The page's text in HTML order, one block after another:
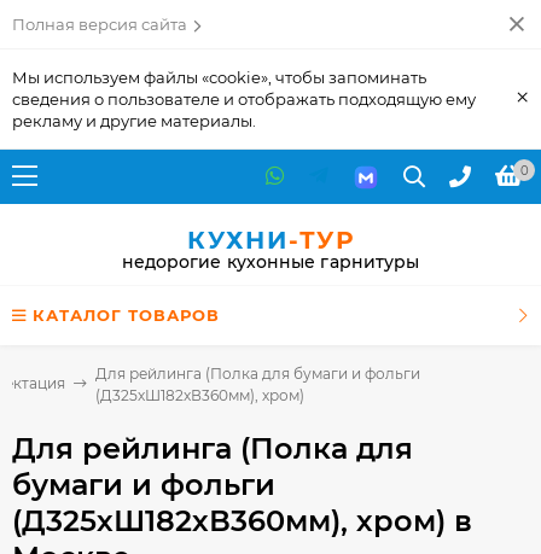
Полная версия сайта
Мы используем файлы «cookie», чтобы запоминать
сведения о пользователе и отображать подходящую ему
рекламу и другие материалы.
×
0
КУХНИ-ТУР
недорогие кухонные гарнитуры
КАТАЛОГ ТОВАРОВ
Для рейлинга (Полка для бумаги и фольги
(Д325хШ182хВ360мм), хром)
Для рейлинга (Полка для
бумаги и фольги
(Д325хШ182хВ360мм), хром) в